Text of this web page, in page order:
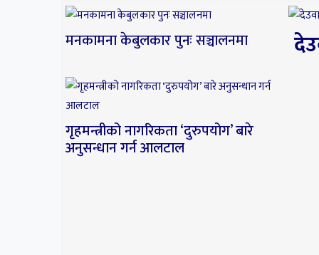
मनकामना केबुलकार पुनः सञ्चालनमा
गृहमन्त्रीको नागरिकता ‘दुरुपयोग’ बारे
अनुसन्धान गर्न आलटाल